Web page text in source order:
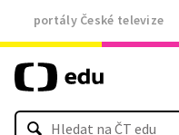
portály České televize